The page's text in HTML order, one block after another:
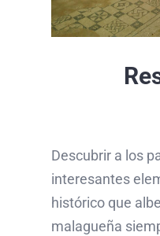
Descubrir a los
interesantes
histórico que
malagueña